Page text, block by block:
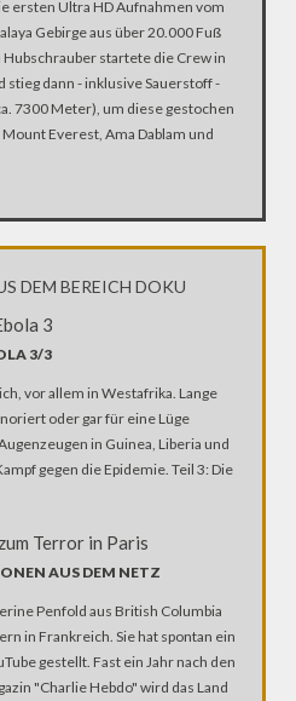
ersten Ultra HD Aufnahmen vom
Gebirge aus über 20.000 Fuß
startete die Crew in
stieg dann - inklusive Sauerstoff -
7300 Meter), um diese gestochen
Everest, Ama Dablam und
DEM BEREICH DOKU
3/3
vor allem in Westafrika. Lange
oder gar für eine Lüge
in Guinea, Liberia und
gegen die Epidemie. Teil 3: Die
AUS DEM NETZ
Penfold aus British Columbia
in Frankreich. Sie hat spontan ein
gestellt. Fast ein Jahr nach den
"Charlie Hebdo" wird das Land